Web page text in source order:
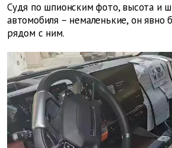
Судя по шпионским фото, высота и
автомобиля – немаленькие, он явно
рядом с ним.